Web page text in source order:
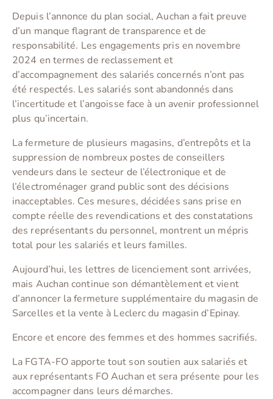
Depuis l’annonce du plan social, Auchan a fait preuve
d’un manque flagrant de transparence et de
responsabilité. Les engagements pris en novembre
2024 en termes de reclassement et
d’accompagnement des salariés concernés n’ont pas
été respectés. Les salariés sont abandonnés dans
l’incertitude et l’angoisse face à un avenir professionnel
plus qu’incertain.
La fermeture de plusieurs magasins, d’entrepôts et la
suppression de nombreux postes de conseillers
vendeurs dans le secteur de l’électronique et de
l’électroménager grand public sont des décisions
inacceptables. Ces mesures, décidées sans prise en
compte réelle des revendications et des constatations
des représentants du personnel, montrent un mépris
total pour les salariés et leurs familles.
Aujourd’hui, les lettres de licenciement sont arrivées,
mais Auchan continue son démantèlement et vient
d’annoncer la fermeture supplémentaire du magasin de
Sarcelles et la vente à Leclerc du magasin d’Epinay.
Encore et encore des femmes et des hommes sacrifiés.
La FGTA-FO apporte tout son soutien aux salariés et
aux représentants FO Auchan et sera présente pour les
accompagner dans leurs démarches.